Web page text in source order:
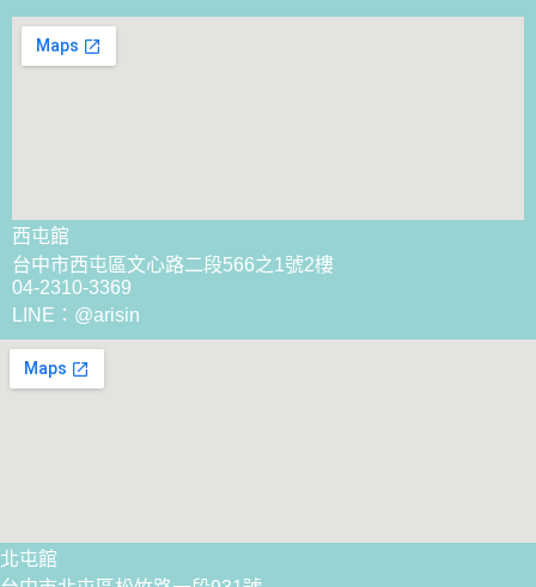
西屯館
台中市西屯區文心路二段566之1號2樓
04-2310-3369
LINE：@arisin
北屯館